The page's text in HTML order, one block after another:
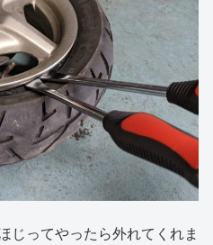
じってやったら外れてくれま